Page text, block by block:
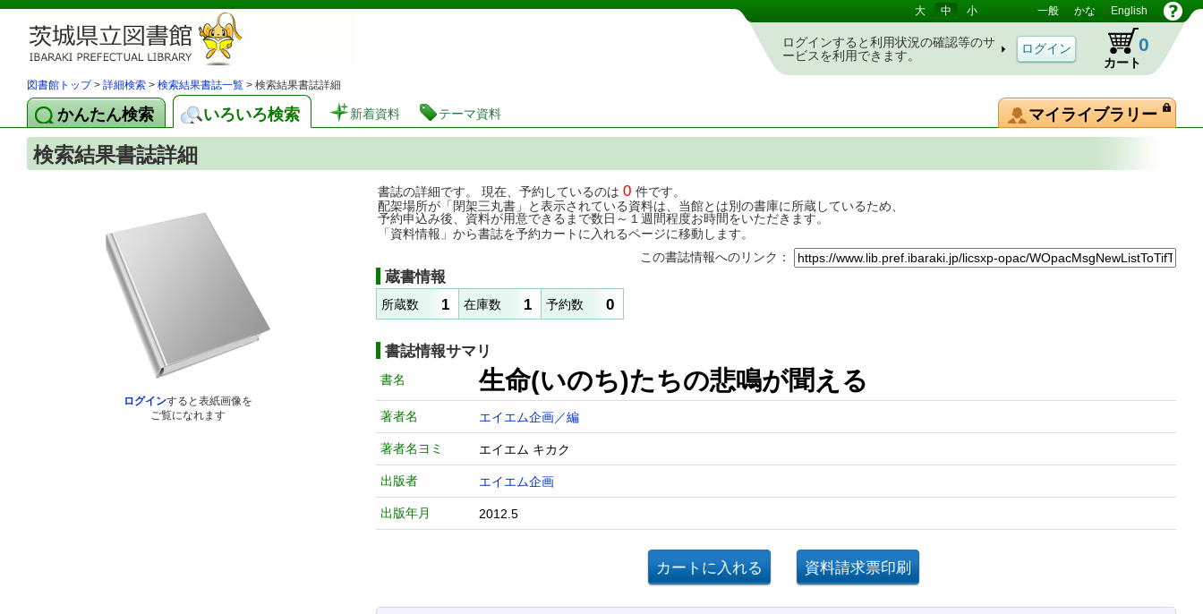
茨城県立図書館 蔵書検索・予約システム 大 中 小 一般 かな English
ログインすると利用状況の確認等のサ
ービスを利用できます。
カート
0
図書館トップ> 詳細検索 > 検索結果書誌一覧 > 検索結果書誌詳細
かんたん検索 いろいろ検索 新着資料 テーマ資料 マイライブラリー
検索結果書誌詳細
ログインすると表紙画像を
ご覧になれます
書誌の詳細です。 現在、予約しているのは 0 件です。
配架場所が「閉架三丸書」と表示されている資料は、当館とは別の書庫に所蔵しているため、
予約申込み後、資料が用意できるまで数日～１週間程度お時間をいただきます。
「資料情報」から書誌を予約カートに入れるページに移動します。
この書誌情報へのリンク：
蔵書情報
所蔵数 1 在庫数 1 予約数 0
書誌情報サマリ
書名 生命(いのち)たちの悲鳴が聞える
著者名 エイエム企画／編
著者名ヨミ エイエム キカク
出版者 エイエム企画
出版年月 2012.5